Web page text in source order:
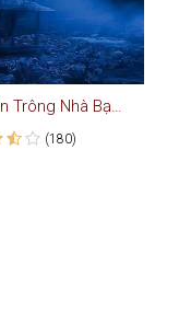
Ba Tuần Trông Nhà Bạn Thân
(180)